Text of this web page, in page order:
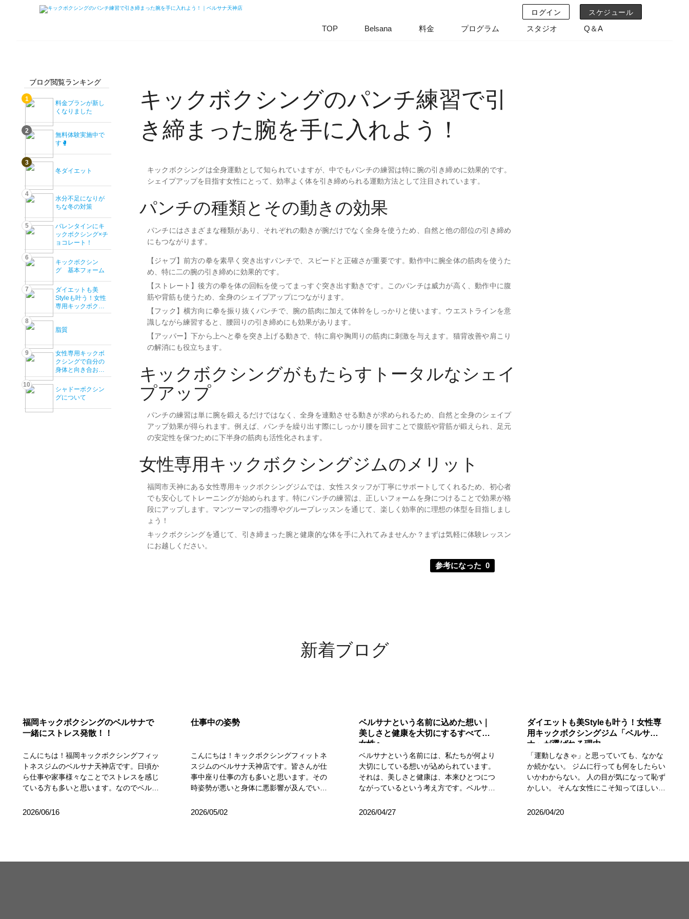
TOP Belsana 料金 プログラム スタジオ Q＆A
ログイン スケジュール
ブログ閲覧ランキング
1
料金プランが新し
くなりました
2
無料体験実施中で
す🥊
3
冬ダイエット
4
水分不足になりが
ちな冬の対策
5
バレンタインにキ
ックボクシング×チ
ョコレート！
6
キックボクシン
グ 基本フォーム
7
ダイエットも美
Styleも叶う！女性
専用キックボクシ
ングジム「ベルサ
由
8
脂質
9
女性専用キックボ
クシングで自分の
身体と向き合お
う！
10
シャドーボクシン
グについて
キックボクシングのパンチ練習で引
き締まった腕を手に入れよう！
キックボクシングは全身運動として知られていますが、中でもパンチの練習は特に腕の引き締めに効果的です。
シェイプアップを目指す女性にとって、効率よく体を引き締められる運動方法として注目されています。
パンチの種類とその動きの効果
パンチにはさまざまな種類があり、それぞれの動きが腕だけでなく全身を使うため、自然と他の部位の引き締め
にもつながります。
【ジャブ】前方の拳を素早く突き出すパンチで、スピードと正確さが重要です。動作中に腕全体の筋肉を使うた
め、特に二の腕の引き締めに効果的です。
【ストレート】後方の拳を体の回転を使ってまっすぐ突き出す動きです。このパンチは威力が高く、動作中に腹
筋や背筋も使うため、全身のシェイプアップにつながります。
【フック】横方向に拳を振り抜くパンチで、腕の筋肉に加えて体幹をしっかりと使います。ウエストラインを意
識しながら練習すると、腰回りの引き締めにも効果があります。
【アッパー】下から上へと拳を突き上げる動きで、特に肩や胸周りの筋肉に刺激を与えます。猫背改善や肩こり
の解消にも役立ちます。
キックボクシングがもたらすトータルなシェイ
プアップ
パンチの練習は単に腕を鍛えるだけではなく、全身を連動させる動きが求められるため、自然と全身のシェイプ
アップ効果が得られます。例えば、パンチを繰り出す際にしっかり腰を回すことで腹筋や背筋が鍛えられ、足元
の安定性を保つために下半身の筋肉も活性化されます。
女性専用キックボクシングジムのメリット
福岡市天神にある女性専用キックボクシングジムでは、女性スタッフが丁寧にサポートしてくれるため、初心者
でも安心してトレーニングが始められます。特にパンチの練習は、正しいフォームを身につけることで効果が格
段にアップします。マンツーマンの指導やグループレッスンを通じて、楽しく効率的に理想の体型を目指しまし
ょう！
キックボクシングを通じて、引き締まった腕と健康的な体を手に入れてみませんか？まずは気軽に体験レッスン
にお越しください。
参考になった 0
新着ブログ
福岡キックボクシングのベルサナで
一緒にストレス発散！！
こんにちは！福岡キックボクシングフィッ
トネスジムのベルサナ天神店です。日頃か
ら仕事や家事様々なことでストレスを感じ
ている方も多いと思います。なのでベルサ
か？ベルサナ天神店の魅力☆１．女性専用
ず、自分ペースで身体を動かせるので、思
2026/06/16
仕事中の姿勢
こんにちは！キックボクシングフィットネ
スジムのベルサナ天神店です。皆さんが仕
事中座り仕事の方も多いと思います。その
時姿勢が悪いと身体に悪影響が及んでいま
背、前傾）は、筋肉に緊張による腰痛、肩
で疲労物質も溜まりやすくなります。＜主
2026/05/02
ベルサナという名前に込めた想い｜
美しさと健康を大切にするすべての
女性へ
ベルサナという名前には、私たちが何より
大切にしている想いが込められています。
それは、美しさと健康は、本来ひとつにつ
ながっているという考え方です。ベルサナ
**Sana（健康的な）**という言葉のイメー
きる女性たちは、日々さまざまな役割を担
2026/04/27
ダイエットも美Styleも叶う！女性専
用キックボクシングジム「ベルサ
ナ」が選ばれる理由
「運動しなきゃ」と思っていても、なかな
か続かない。 ジムに行っても何をしたらい
いかわからない。 人の目が気になって恥ず
かしい。 そんな女性にこそ知ってほしいの
ナ天神店です。 ベルサナは、ただ汗をかく
女性に選ばれている大きな理由のひとつ
2026/04/20